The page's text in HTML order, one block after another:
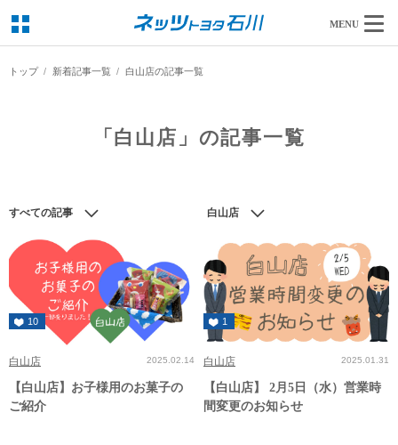
MENU
トップ 新着記事一覧 白山店の記事一覧
「白山店」の記事一覧
すべての記事 白山店
10
白山店 2025.02.14
【白山店】お子様用のお菓子の
ご紹介
1
白山店 2025.01.31
【白山店】 2月5日（水）営業時
間変更のお知らせ